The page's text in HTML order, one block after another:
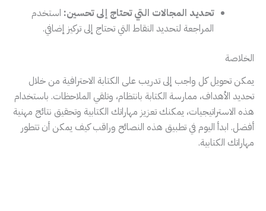
تحديد المجالات التي تحتاج إلى تحسين: استخدم
المراجعة لتحديد النقاط التي تحتاج إلى تركيز إضافي.
الخلاصة
يمكن تحويل كل واجب إلى تدريب على الكتابة الاحترافية من خلال
تحديد الأهداف، ممارسة الكتابة بانتظام، وتلقي الملاحظات. باستخدام
هذه الاستراتيجيات، يمكنك تعزيز مهاراتك الكتابية وتحقيق نتائج مهنية
أفضل. ابدأ اليوم في تطبيق هذه النصائح وراقب كيف يمكن أن تتطور
مهاراتك الكتابية.